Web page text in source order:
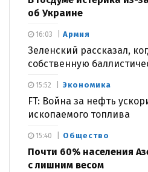
об Украине
Армия
Зеленский рассказал,
собственную
16:03
Экономика
FT: Война за нефть
ископаемого топлива
15:52
Общество
Почти 60% населения
с лишним весом
15:40